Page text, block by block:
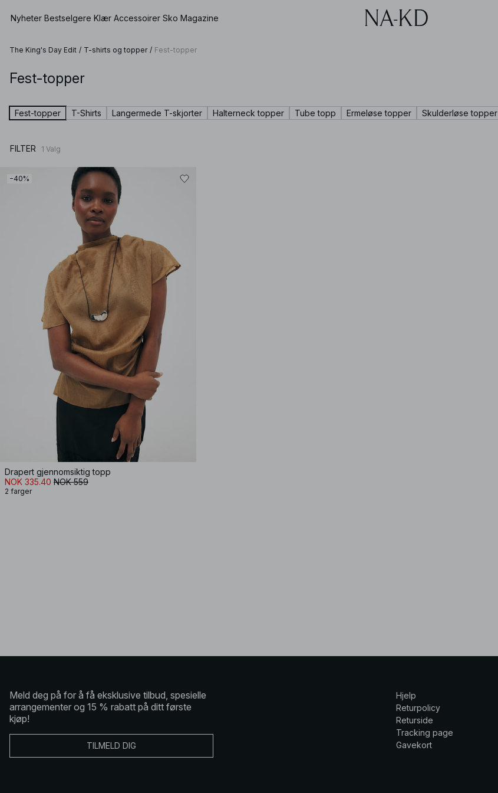
Nyheter Bestselgere Klær Accessoirer Sko Magazine
Vis alle
Topper
Skjorter & Bluser
Undertøy
Se alle
Smykker
Belter
Hatter & Skyggeluer
Se alle
Høyhælte sko
Boots
The King's Day Edit / T-shirts og topper / Fest-topper
Fest-topper
Fest-topper T-Shirts Langermede T-skjorter Halterneck topper Tube topp Ermeløse topper Skulderløse topper
FILTER 1 Valg
−40%
Drapert gjennomsiktig topp
NOK 335.40 NOK 559
2 farger
Meld deg på for å få eksklusive tilbud, spesielle
arrangementer og 15 % rabatt på ditt første
kjøp!
TILMELD DIG
Hjelp
Returpolicy
Returside
Tracking page
Gavekort